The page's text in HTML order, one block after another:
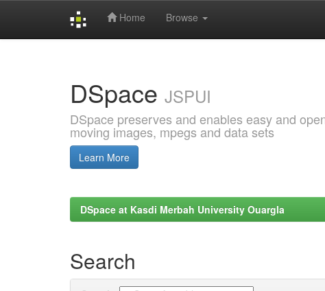
Home Browse
DSpace JSPUI
DSpace preserves and enables easy and
moving images, mpegs and data sets
Learn More
DSpace at Kasdi Merbah University Ouargla
Search